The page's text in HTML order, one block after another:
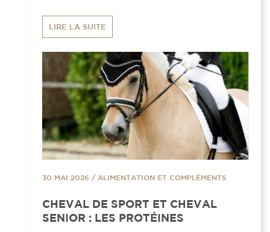
LIRE LA SUITE
30 MAI 2026 / ALIMENTATION ET COMPLÉMENTS
CHEVAL DE SPORT ET CHEVAL
SENIOR : LES PROTÉINES